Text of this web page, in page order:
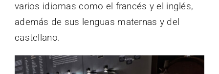
varios idiomas como el francés y el inglés,
además de sus lenguas maternas y del
castellano.